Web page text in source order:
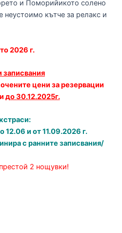
и Поморийикото солено
неустоимо кътче за релакс и
2026 г.
записвания
цени за резервации
до 30.12.2025г.
12.06 и от 11.09.2026 г.
с ранните записвания/
2 нощувки!